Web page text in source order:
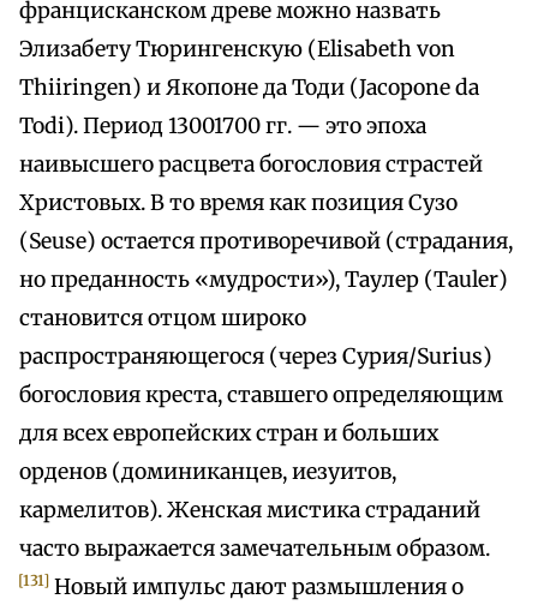
францисканском древе можно назвать
Элизабету Тюрингенскую (Elisabeth von
Thiiringen) и Якопоне да Тоди (Jacopone da
Todi). Период 13001700 гг. — это эпоха
наивысшего расцвета богословия страстей
Христовых. В то время как позиция Сузо
(Seuse) остается противоречивой (страдания,
но преданность «мудрости»), Таулер (Tauler)
становится отцом широко
распространяющегося (через Сурия/Surius)
богословия креста, ставшего определяющим
для всех европейских стран и больших
орденов (доминиканцев, иезуитов,
кармелитов). Женская мистика страданий
часто выражается замечательным образом.
[131] Новый импульс дают размышления о